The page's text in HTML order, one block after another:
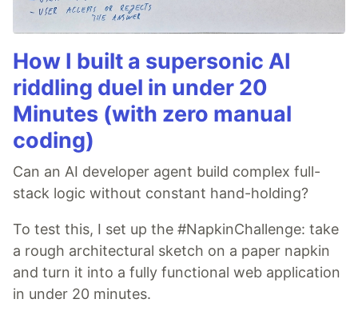
How I built a supersonic AI
riddling duel in under 20
Minutes (with zero manual
coding)
Can an AI developer agent build complex full-
stack logic without constant hand-holding?
To test this, I set up the #NapkinChallenge: take
a rough architectural sketch on a paper napkin
and turn it into a fully functional web application
in under 20 minutes.